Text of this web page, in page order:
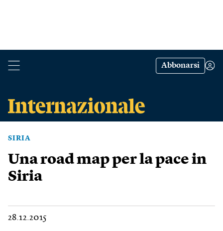
Abbonarsi
SIRIA
Una road map per la pace in
Siria
28.12.2015